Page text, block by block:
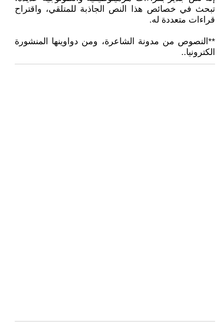
تبحث في خصائص هذا النص الجاذبة للمتلقي، واقتراح
قراءات متعددة له.
**النصوص من مدونة الشاعرة، ومن دواوينها المنشورة
الكترونيا..